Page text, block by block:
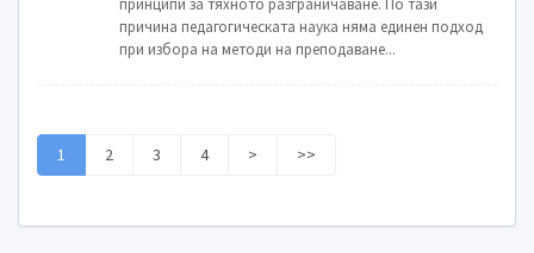
принципи за тяхното разграничаване. По тази
причина педагогическата наука няма единен подход
при избора на методи на преподаване...
1 2 3 4 > >>